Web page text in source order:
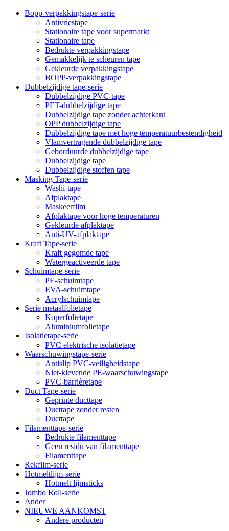
Bopp-verpakkingstape-serie
Antivriestape
Stationaire tape voor supermarkt
Stationaire tape
Bedrukte verpakkingstape
Gemakkelijk te scheuren tape
Gekleurde verpakkingstape
BOPP-verpakkingstape
Dubbelzijdige tape-serie
Dubbelzijdige PVC-tape
PET-dubbelzijdige tape
Dubbelzijdige tape zonder achterkant
OPP dubbelzijdige tape
Dubbelzijdige tape met hoge temperatuurbestendigheid
Vlamvertragende dubbelzijdige tape
Geborduurde dubbelzijdige tape
Dubbelzijdige tape
Dubbelzijdige stoffen tape
Masking Tape-serie
Washi-tape
Afplaktape
Maskeerfilm
Afplaktape voor hoge temperaturen
Gekleurde afplaktape
Anti-UV-afplaktape
Kraft Tape-serie
Kraft gegomde tape
Watergeactiveerde tape
Schuimtape-serie
PE-schuimtape
EVA-schuimtape
Acrylschuimtape
Serie metaalfolietape
Koperfolietape
Aluminiumfolietape
Isolatietape-serie
PVC elektrische isolatietape
Waarschuwingstape-serie
Antislip PVC-veiligheidstape
Niet-klevende PE-waarschuwingstape
PVC-barrièretape
Duct Tape-serie
Geprinte ducttape
Ducttape zonder resten
Ducttape
Filamenttape-serie
Bedrukte filamenttape
Geen residu van filamenttape
Filamenttape
Rekfilm-serie
Hotmeltlijm-serie
Hotmelt lijmsticks
Jombo Roll-serie
Ander
NIEUWE AANKOMST
Andere producten